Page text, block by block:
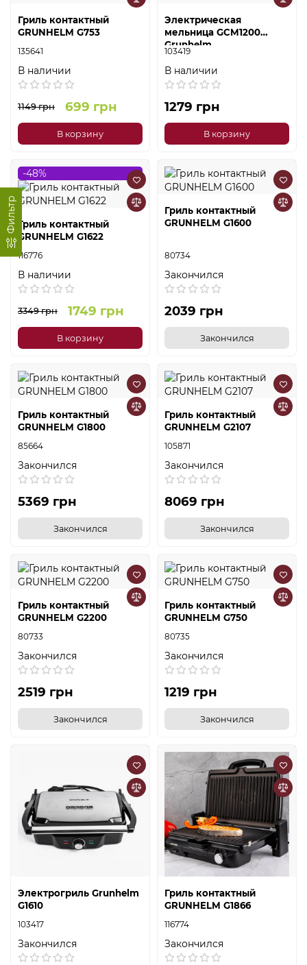
Фильтр
Гриль контактный
GRUNHELM G753
135641
В наличии
1149 грн 699 грн
В корзину
Электрическая
мельница GCM1200
Grunhelm
103419
В наличии
1279 грн
В корзину
-48%
Гриль контактный
GRUNHELM G1622
116776
В наличии
3349 грн 1749 грн
В корзину
Гриль контактный
GRUNHELM G1600
80734
Закончился
2039 грн
Закончился
Гриль контактный
GRUNHELM G1800
85664
Закончился
5369 грн
Закончился
Гриль контактный
GRUNHELM G2107
105871
Закончился
8069 грн
Закончился
Гриль контактный
GRUNHELM G2200
80733
Закончился
2519 грн
Закончился
Гриль контактный
GRUNHELM G750
80735
Закончился
1219 грн
Закончился
Электрогриль Grunhelm
G1610
103417
Закончился
Гриль контактный
GRUNHELM G1866
116774
Закончился